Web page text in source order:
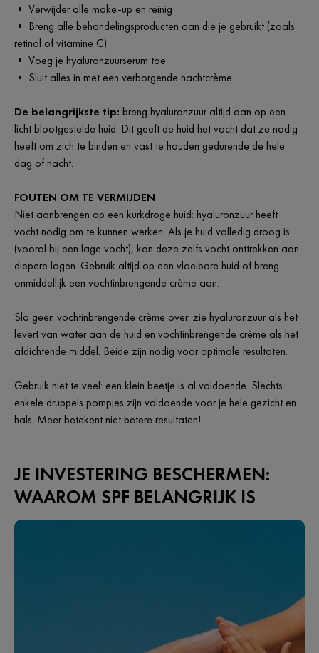
• Verwijder alle make-up en reinig
• Breng alle behandelingsproducten aan die je gebruikt (zoals
retinol of vitamine C)
• Voeg je hyaluronzuurserum toe
• Sluit alles in met een verborgende nachtcrème
De belangrijkste tip: breng hyaluronzuur altijd aan op een
licht blootgestelde huid. Dit geeft de huid het vocht dat ze nodig
heeft om zich te binden en vast te houden gedurende de hele
dag of nacht.
FOUTEN OM TE VERMIJDEN
Niet aanbrengen op een kurkdroge huid: hyaluronzuur heeft
vocht nodig om te kunnen werken. Als je huid volledig droog is
(vooral bij een lage vocht), kan deze zelfs vocht onttrekken aan
diepere lagen. Gebruik altijd op een vloeibare huid of breng
onmiddellijk een vochtinbrengende crème aan.
Sla geen vochtinbrengende crème over: zie hyaluronzuur als het
levert van water aan de huid en vochtinbrengende crème als het
afdichtende middel. Beide zijn nodig voor optimale resultaten.
Gebruik niet te veel: een klein beetje is al voldoende. Slechts
enkele druppels pompjes zijn voldoende voor je hele gezicht en
hals. Meer betekent niet betere resultaten!
JE INVESTERING BESCHERMEN:
WAAROM SPF BELANGRIJK IS